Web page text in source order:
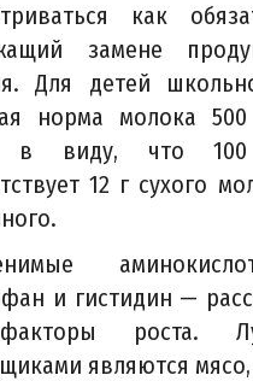
как
замене
Для детей
норма молока
в виду, что
12 г сухого
и гистидин —
роста.
являются